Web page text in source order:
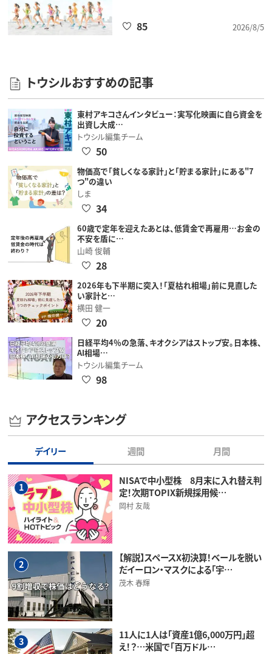
2026/8/5
85
トウシルおすすめの記事
東村アキコさんインタビュー：実写化映画に自ら資金を
出資し大成…
トウシル編集チーム
50
物価高で「貧しくなる家計」と「貯まる家計」にある"7
つ"の違い
しま
34
60歳で定年を迎えたあとは、低賃金で再雇用…お金の
不安を盾に…
山崎 俊輔
28
2026年も下半期に突入！「夏枯れ相場」前に見直した
い家計と…
横田 健一
20
日経平均4％の急落、キオクシアはストップ安。日本株、
AI相場…
トウシル編集チーム
98
アクセスランキング
デイリー 週間 月間
1
NISAで中小型株 8月末に入れ替え判
定！次期TOPIX新規採用候…
岡村 友哉
2
【解説】スペースX初決算！ベールを脱い
だイーロン・マスクによる「宇…
茂木 春輝
3
11人に1人は「資産1億6,000万円」超
え！？…米国で「百万ドル…